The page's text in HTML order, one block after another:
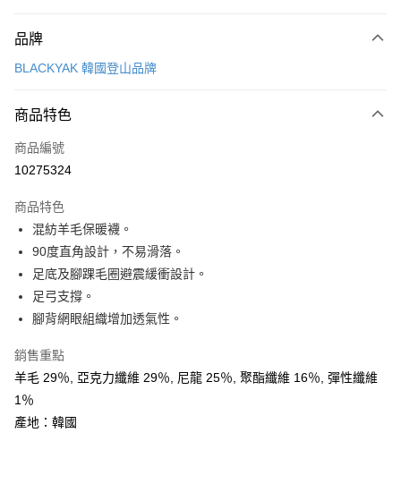
信用卡一次付款
LINE Pay
Apple Pay
悠遊付
Google Pay
全盈+PAY
AFTEE先享後付
【關於「AFTEE先享後付」】
AFTEE先享後付是「在收到商品之後才付款」的支付方式。 讓您購物簡單
１．簡單：不需註冊會員、不需綁卡、不需儲值。
２．便利：只要手機號碼，簡訊認證，即可結帳。
ATM付款
運送方式
品牌
BLACKYAK 韓國登山品牌
商品特色
商品編號
10275324
商品特色
混紡羊毛保暖襪。
90度直角設計，不易滑落。
足底及腳踝毛圈避震緩衝設計。
足弓支撐。
腳背網眼組織增加透氣性。
銷售重點
羊毛 29％, 亞克力纖維 29％, 尼龍 25％, 聚酯纖維 16％, 彈性纖維
1％
產地：韓國